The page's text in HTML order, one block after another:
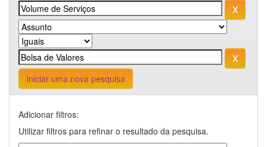
Iniciar uma nova pesquisa
Adicionar filtros:
Utilizar filtros para refinar o resultado da pesquisa.